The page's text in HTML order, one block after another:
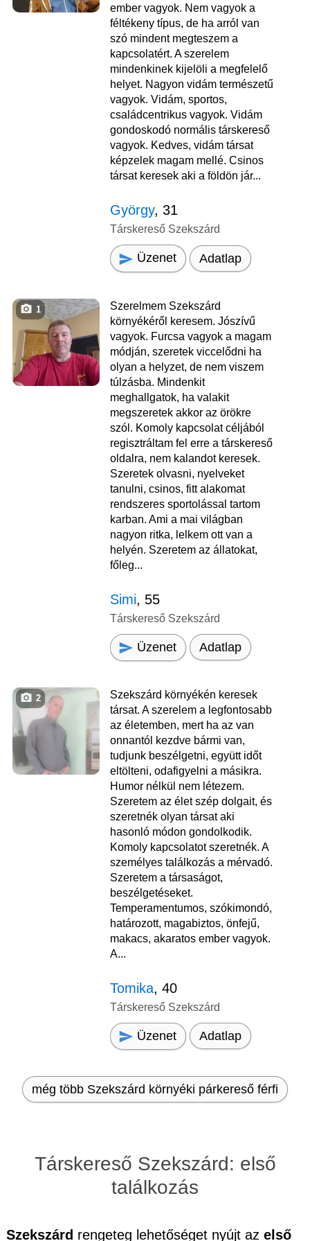
ember vagyok. Nem vagyok a
féltékeny típus, de ha arról van
szó mindent megteszem a
kapcsolatért. A szerelem
mindenkinek kijelöli a megfelelő
helyet. Nagyon vidám természetű
vagyok. Vidám, sportos,
családcentrikus vagyok. Vidám
gondoskodó normális társkereső
vagyok. Kedves, vidám társat
képzelek magam mellé. Csinos
társat keresek aki a földön jár...
György, 31
Társkereső Szekszárd
Üzenet Adatlap
1
Szerelmem Szekszárd
környékéről keresem. Jószívű
vagyok. Furcsa vagyok a magam
módján, szeretek viccelődni ha
olyan a helyzet, de nem viszem
túlzásba. Mindenkit
meghallgatok, ha valakit
megszeretek akkor az örökre
szól. Komoly kapcsolat céljából
regisztráltam fel erre a társkereső
oldalra, nem kalandot keresek.
Szeretek olvasni, nyelveket
tanulni, csinos, fitt alakomat
rendszeres sportolással tartom
karban. Ami a mai világban
nagyon ritka, lelkem ott van a
helyén. Szeretem az állatokat,
főleg...
Simi, 55
Társkereső Szekszárd
Üzenet Adatlap
2
Szekszárd környékén keresek
társat. A szerelem a legfontosabb
az életemben, mert ha az van
onnantól kezdve bármi van,
tudjunk beszélgetni, együtt időt
eltölteni, odafigyelni a másikra.
Humor nélkül nem létezem.
Szeretem az élet szép dolgait, és
szeretnék olyan társat aki
hasonló módon gondolkodik.
Komoly kapcsolatot szeretnék. A
személyes találkozás a mérvadó.
Szeretem a társaságot,
beszélgetéseket.
Temperamentumos, szókimondó,
határozott, magabiztos, önfejű,
makacs, akaratos ember vagyok.
A...
Tomika, 40
Társkereső Szekszárd
Üzenet Adatlap
még több Szekszárd környéki párkereső férfi
Társkereső Szekszárd: első
találkozás
Szekszárd rengeteg lehetőséget nyújt az első